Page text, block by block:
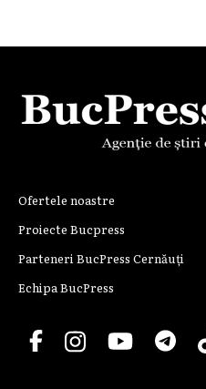
Ofertele noastre
Proiecte Bucpress
Parteneri BucPress Cernăuți
Echipa BucPress